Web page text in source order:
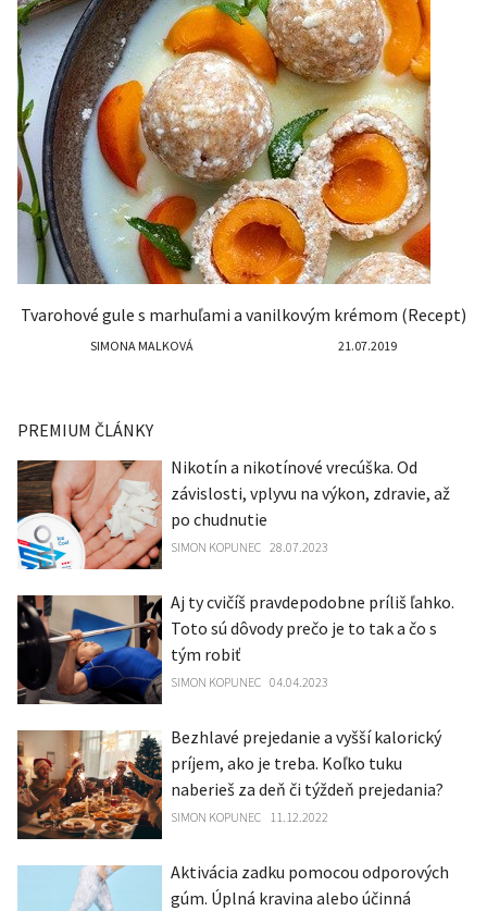
Tvarohové gule s marhuľami a vanilkovým krémom (Recept)
SIMONA MALKOVÁ 21.07.2019
PREMIUM ČLÁNKY
Nikotín a nikotínové vrecúška. Od
závislosti, vplyvu na výkon, zdravie, až
po chudnutie
SIMON KOPUNEC 28.07.2023
Aj ty cvičíš pravdepodobne príliš ľahko.
Toto sú dôvody prečo je to tak a čo s
tým robiť
SIMON KOPUNEC 04.04.2023
Bezhlavé prejedanie a vyšší kalorický
príjem, ako je treba. Koľko tuku
naberieš za deň či týždeň prejedania?
SIMON KOPUNEC 11.12.2022
Aktivácia zadku pomocou odporových
gúm. Úplná kravina alebo účinná